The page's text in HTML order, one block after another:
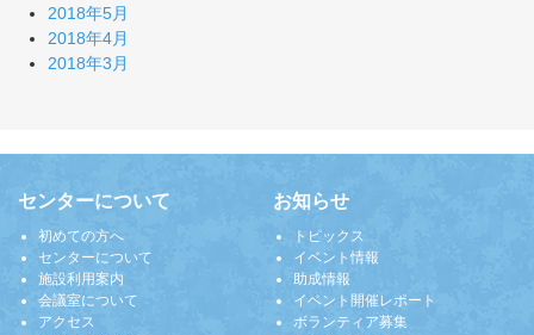
2018年5月
2018年4月
2018年3月
センターについて
初めての方へ
センターについて
施設利用案内
会議室について
アクセス
お知らせ
トピックス
イベント情報
助成情報
イベント開催レポート
ボランティア募集